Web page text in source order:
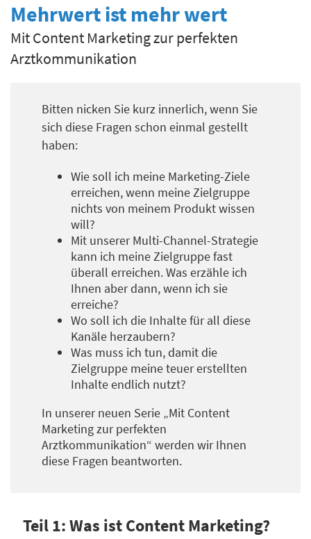
Mehrwert ist mehr wert
Mit Content Marketing zur perfekten
Arztkommunikation
Bitten nicken Sie kurz innerlich, wenn Sie
sich diese Fragen schon einmal gestellt
haben:
Wie soll ich meine Marketing-Ziele
erreichen, wenn meine Zielgruppe
nichts von meinem Produkt wissen
will?
Mit unserer Multi-Channel-Strategie
kann ich meine Zielgruppe fast
überall erreichen. Was erzähle ich
Ihnen aber dann, wenn ich sie
erreiche?
Wo soll ich die Inhalte für all diese
Kanäle herzaubern?
Was muss ich tun, damit die
Zielgruppe meine teuer erstellten
Inhalte endlich nutzt?
In unserer neuen Serie „Mit Content
Marketing zur perfekten
Arztkommunikation“ werden wir Ihnen
diese Fragen beantworten.
Teil 1: Was ist Content Marketing?